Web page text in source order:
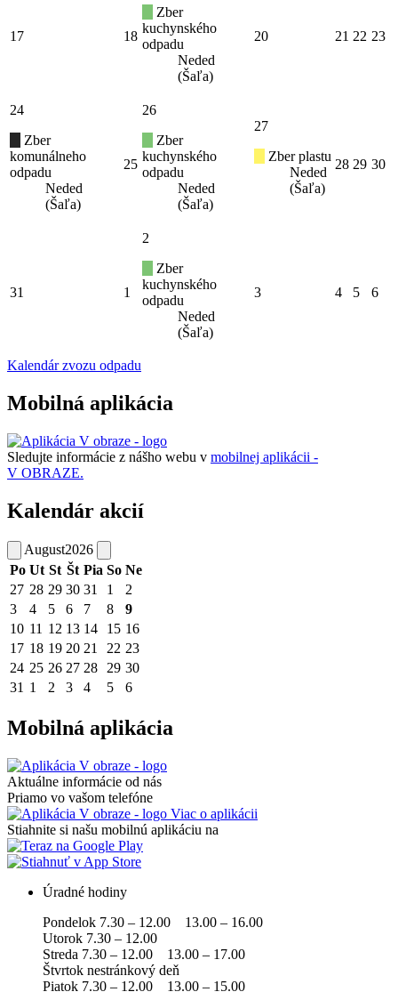
17 18
Zber
kuchynského
odpadu
Neded
(Šaľa)
20 21 22 23
24
Zber
komunálneho
odpadu
Neded
(Šaľa)
25
26
Zber
kuchynského
odpadu
Neded
(Šaľa)
27
Zber plastu
Neded
(Šaľa)
28 29 30
31 1
2
Zber
kuchynského
odpadu
Neded
(Šaľa)
3 4 5 6
Kalendár zvozu odpadu
Mobilná aplikácia
Sledujte informácie z nášho webu v mobilnej aplikácii -
V OBRAZE.
Kalendár akcií
August2026
Po Ut St Št Pia So Ne
27 28 29 30 31 1
2
3
4 5 6 7 8
9
10 11 12 13 14 15 16
17 18 19 20 21 22 23
24 25 26 27 28 29 30
31 1 2 3 4 5 6
Mobilná aplikácia
Aktuálne informácie od nás
Priamo vo vašom telefóne
Viac o aplikácii
Stiahnite si našu mobilnú aplikáciu na
Úradné hodiny
Pondelok 7.30 – 12.00 13.00 – 16.00
Utorok 7.30 – 12.00
Streda 7.30 – 12.00 13.00 – 17.00
Štvrtok nestránkový deň
Piatok 7.30 – 12.00 13.00 – 15.00